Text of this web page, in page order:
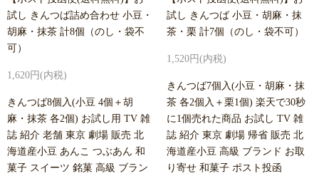
試し きんつば詰め合わせ 小豆・
胡麻・抹茶 計8個（のし・袋不
可）
1,620円(内税)
きんつば8個入(小豆 4個＋胡
麻・抹茶 各2個) お試し用 TV 雑
誌 紹介 老舗 東京 劇場 販売 北
海道産小豆 あんこ つぶあん 和
菓子 スイーツ 銘菓 高級 ブラン
試し きんつば 小豆・胡麻・抹
茶・栗 計7個（のし・袋不可）
1,520円(内税)
きんつば7個入(小豆・胡麻・抹
茶 各2個入＋栗1個) 楽天で30秒
に1個売れた商品 お試し TV 雑
誌 紹介 東京 劇場 帰省 販売 北
海道産小豆 高級 ブランド お取
り寄せ 和菓子 ポスト投函